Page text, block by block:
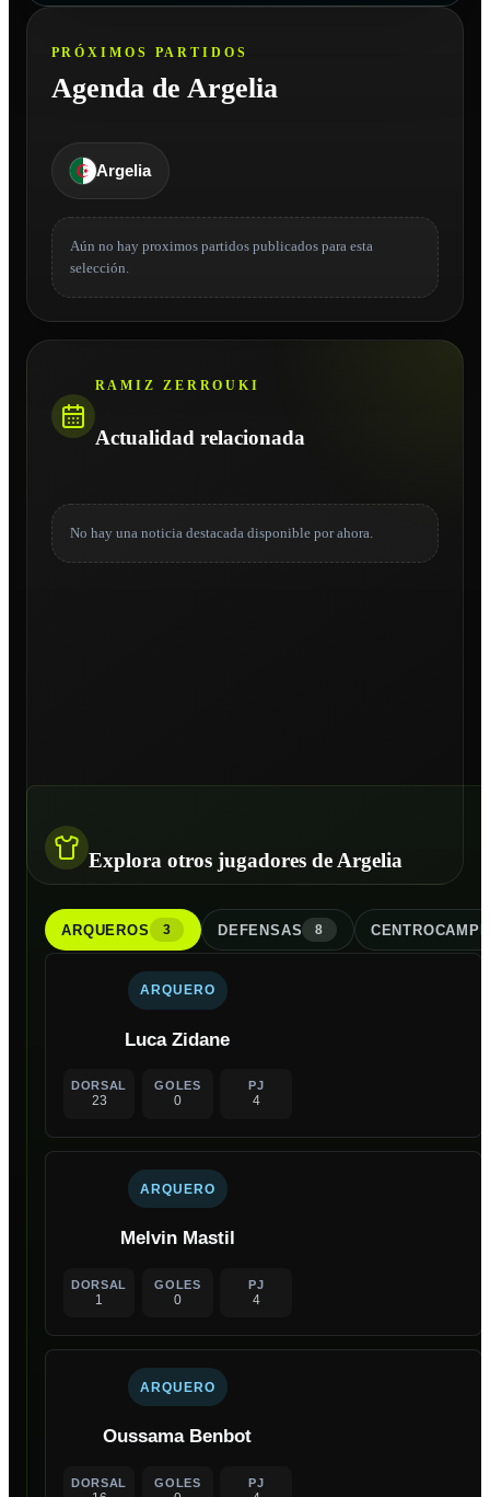
PRÓXIMOS PARTIDOS
Agenda de Argelia
Argelia
Aún no hay proximos partidos publicados para esta
selección.
RAMIZ ZERROUKI
Actualidad relacionada
No hay una noticia destacada disponible por ahora.
Explora otros jugadores de Argelia
ARQUEROS 3 DEFENSAS 8
ARQUERO
Luca Zidane
DORSAL
23
GOLES
0
PJ
4
ARQUERO
Melvin Mastil
DORSAL
1
GOLES
0
PJ
4
ARQUERO
Oussama Benbot
DORSAL GOLES PJ